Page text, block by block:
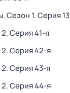
. Сезон 1. Серия
. Серия 41-я
. Серия 42-я
. Серия 43-я
. Серия 44-я